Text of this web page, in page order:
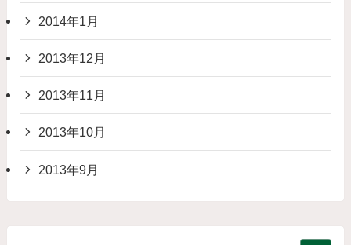
2014年1月
2013年12月
2013年11月
2013年10月
2013年9月